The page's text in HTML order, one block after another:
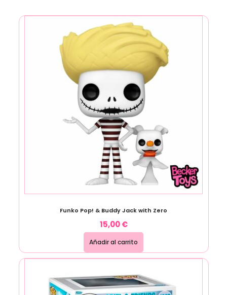
Funko Pop! & Buddy Jack with Zero
15,00€
Añadir al carrito